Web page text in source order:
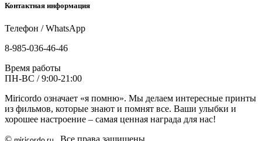
Контактная информация
Телефон / WhatsApp
8-985-036-46-46
Время работы
ПН-ВС / 9:00-21:00
Miricordo означает «я помню». Мы делаем интересные принты
из фильмов, которые знают и помнят все. Ваши улыбки и
хорошее настроение – самая ценная награда для нас!
©
. Все права защищены